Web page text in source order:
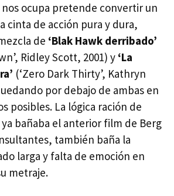
nos ocupa pretende convertir un
cinta de acción pura y dura,
de ‘Blak Hawk derribado’
Ridley Scott, 2001) y ‘La
(‘Zero Dark Thirty’, Kathryn
por debajo de ambas en
posibles. La lógica ración de
bañaba el anterior film de Berg
también baña la
larga y falta de emoción en
metraje.